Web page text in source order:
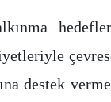
destek